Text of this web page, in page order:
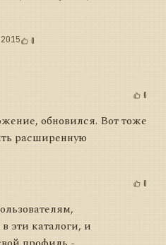
0
0
обновился. Вот тоже
расширенную
0
эти каталоги, и